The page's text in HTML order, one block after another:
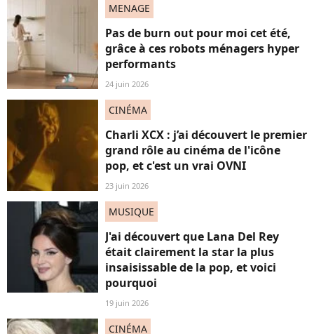
MENAGE
Pas de burn out pour moi cet été,
grâce à ces robots ménagers hyper
performants
24 juin 2026
CINÉMA
Charli XCX : j’ai découvert le premier
grand rôle au cinéma de l'icône
pop, et c'est un vrai OVNI
23 juin 2026
MUSIQUE
J'ai découvert que Lana Del Rey
était clairement la star la plus
insaisissable de la pop, et voici
pourquoi
19 juin 2026
CINÉMA